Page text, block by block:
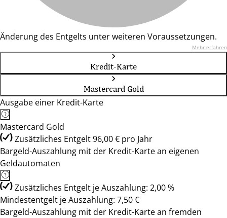
Änderung des Entgelts unter weiteren Voraussetzungen.
Mehr erfahren
Kredit-Karte
Mastercard Gold
Ausgabe einer Kredit-Karte
Mastercard Gold
Zusätzliches Entgelt 96,00 € pro Jahr
Bargeld-Auszahlung mit der Kredit-Karte an eigenen
Geldautomaten
Zusätzliches Entgelt je Auszahlung: 2,00 %
Mindestentgelt je Auszahlung: 7,50 €
Bargeld-Auszahlung mit der Kredit-Karte an fremden